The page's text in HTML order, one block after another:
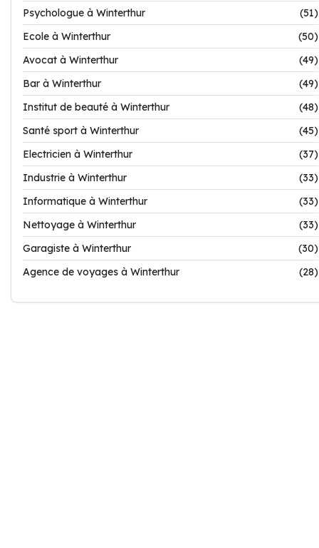
Psychologue à Winterthur
(51)
Ecole à Winterthur
(50)
Avocat à Winterthur
(49)
Bar à Winterthur
(49)
Institut de beauté à Winterthur
(48)
Santé sport à Winterthur
(45)
Electricien à Winterthur
(37)
Industrie à Winterthur
(33)
Informatique à Winterthur
(33)
Nettoyage à Winterthur
(33)
Garagiste à Winterthur
(30)
Agence de voyages à Winterthur
(28)